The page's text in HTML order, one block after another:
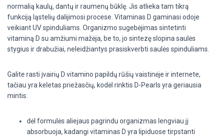
normalią kaulų, dantų ir raumenų būklę. Jis atlieka tam tikrą
funkciją ląstelių dalijimosi procese. Vitaminas D gaminasi odoje
veikiant UV spinduliams. Organizmo sugebėjimas sintetinti
vitaminą D su amžiumi mažėja, be to, jo sintezę slopina saulės
stygius ir drabužiai, neleidžiantys prasiskverbti saulės spinduliams.
Galite rasti įvairių D vitamino papildų rūšių vaistinėje ir internete,
tačiau yra keletas priežasčių, kodėl rinktis D-Pearls yra geriausia
mintis:
dėl formulės aliejaus pagrindu organizmas lengviau jį
absorbuoja, kadangi vitaminas D yra lipiduose tirpstanti